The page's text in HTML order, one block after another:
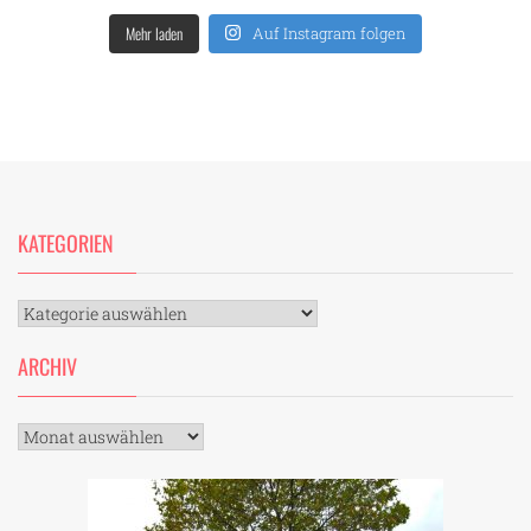
Mehr laden Auf Instagram folgen
KATEGORIEN
Kategorien
ARCHIV
Archiv